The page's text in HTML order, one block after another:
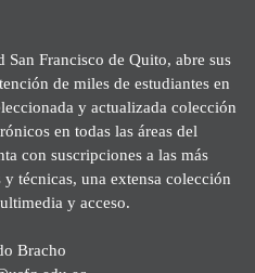
Francisco de Quito, abre sus
de miles de estudiantes en
y actualizada colección
en todas las áreas del
con suscripciones a las más
técnicas, una extensa colección
y acceso.
Bracho